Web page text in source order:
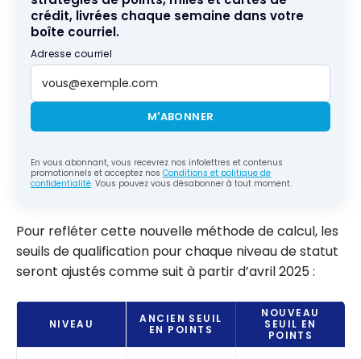
crédit, livrées chaque semaine dans votre
boîte courriel.
Adresse courriel
M'ABONNER
En vous abonnant, vous recevrez nos infolettres et contenus
promotionnels et acceptez nos Conditions et politique de
confidentialité. Vous pouvez vous désabonner à tout moment.
Pour refléter cette nouvelle méthode de calcul, les
seuils de qualification pour chaque niveau de statut
seront ajustés comme suit à partir d’avril 2025 :
NIVEAU
ANCIEN SEUIL
EN POINTS
NOUVEAU
SEUIL EN
POINTS